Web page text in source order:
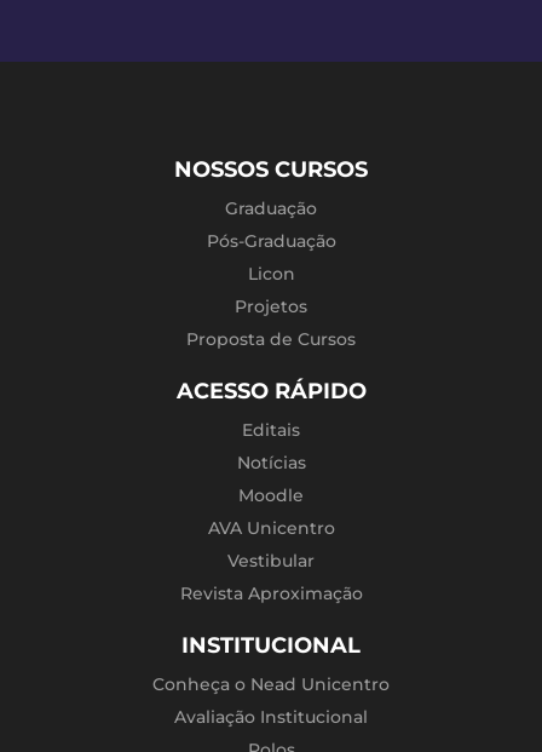
NOSSOS CURSOS
Graduação
Pós-Graduação
Licon
Projetos
Proposta de Cursos
ACESSO RÁPIDO
Editais
Notícias
Moodle
AVA Unicentro
Vestibular
Revista Aproximação
INSTITUCIONAL
Conheça o Nead Unicentro
Avaliação Institucional